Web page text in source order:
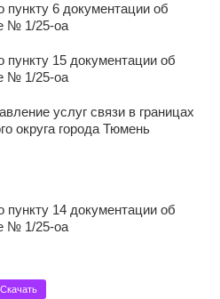
пункту 6 документации об
№ 1/25-оа
пункту 15 документации об
№ 1/25-оа
услуг связи в границах
округа города Тюмень
пункту 14 документации об
№ 1/25-оа
Скачать